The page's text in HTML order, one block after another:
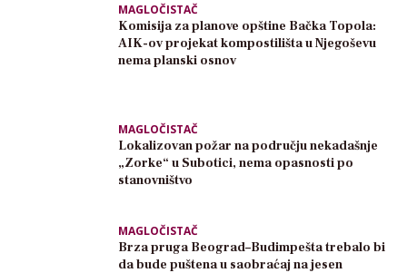
MAGLOČISTAČ
Komisija za planove opštine Bačka Topola:
AIK-ov projekat kompostilišta u Njegoševu
nema planski osnov
MAGLOČISTAČ
Lokalizovan požar na području nekadašnje
„Zorke“ u Subotici, nema opasnosti po
stanovništvo
MAGLOČISTAČ
Brza pruga Beograd–Budimpešta trebalo bi
da bude puštena u saobraćaj na jesen